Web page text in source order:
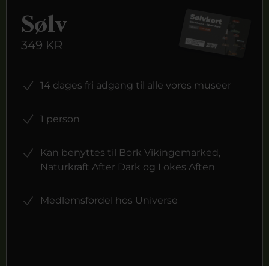
Sølv
349 KR
14 dages fri adgang til alle vores museer
1 person
Kan benyttes til Bork Vikingemarked,
Naturkraft After Dark og Lokes Aften
Medlemsfordel hos Universe